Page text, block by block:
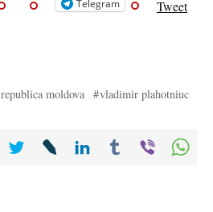
Telegram Tweet
republica moldova vladimir plahotniuc